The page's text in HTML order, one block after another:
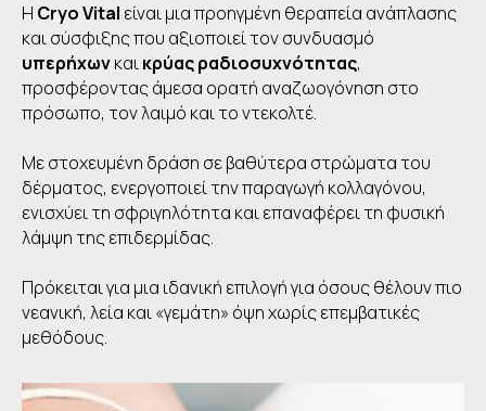
Η Cryo Vital είναι μια προηγμένη θεραπεία ανάπλασης
και σύσφιξης που αξιοποιεί τον συνδυασμό
υπερήχωνκαικρύας ραδιοσυχνότητας,
προσφέροντας άμεσα ορατή αναζωογόνηση στο
πρόσωπο, τον λαιμό και το ντεκολτέ.
Με στοχευμένη δράση σε βαθύτερα στρώματα του
δέρματος, ενεργοποιεί την παραγωγή κολλαγόνου,
ενισχύει τη σφριγηλότητα και επαναφέρει τη φυσική
λάμψη της επιδερμίδας.
Πρόκειται για μια ιδανική επιλογή για όσους θέλουν πιο
νεανική, λεία και «γεμάτη» όψη χωρίς επεμβατικές
μεθόδους.